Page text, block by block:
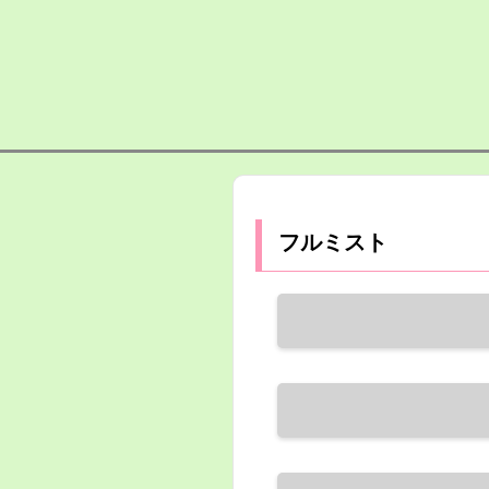
フルミスト